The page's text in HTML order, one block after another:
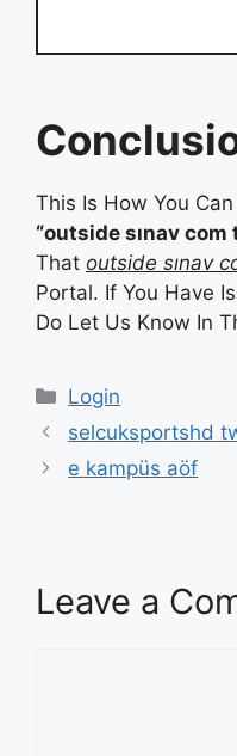
This Is How You
“outside sınav com
That outside sınav
Portal. If You Have
Do Let Us Know In
Categories
Login
selcuksportshd
e kampüs aöf
Leave a